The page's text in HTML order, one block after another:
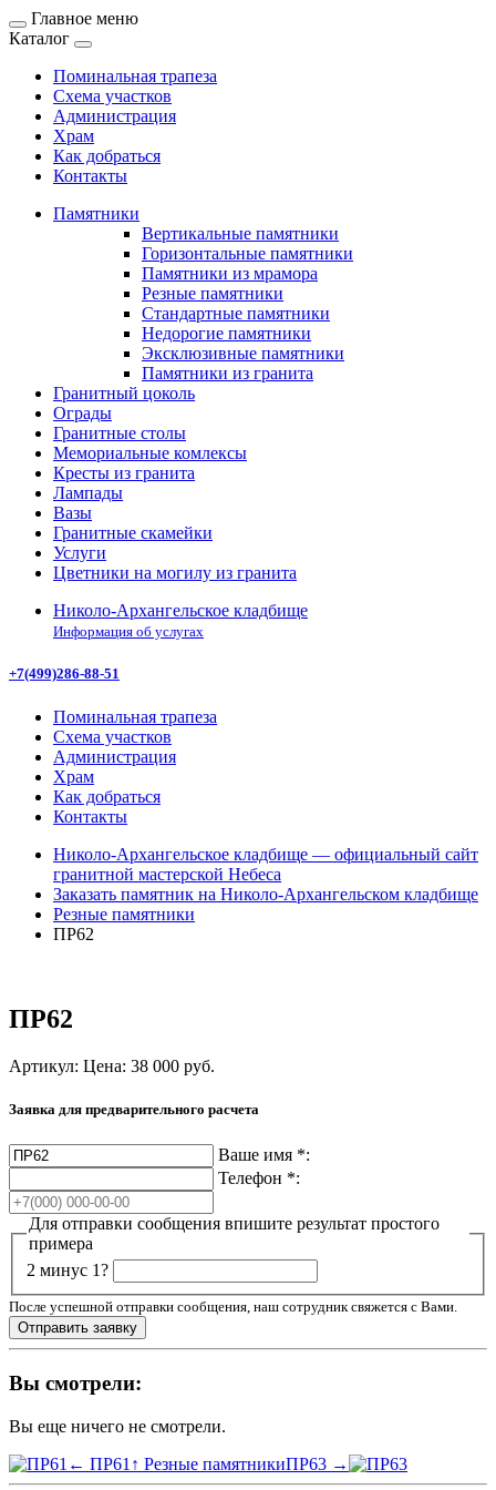
Главное меню
Каталог
Поминальная трапеза
Схема участков
Администрация
Храм
Как добраться
Контакты
Памятники
Вертикальные памятники
Горизонтальные памятники
Памятники из мрамора
Резные памятники
Стандартные памятники
Недорогие памятники
Эксклюзивные памятники
Памятники из гранита
Гранитный цоколь
Ограды
Гранитные столы
Мемориальные комлексы
Кресты из гранита
Лампады
Вазы
Гранитные скамейки
Услуги
Цветники на могилу из гранита
Николо-Архангельское кладбище
Информация об услугах
+7(499)286-88-51
Поминальная трапеза
Схема участков
Администрация
Храм
Как добраться
Контакты
Николо-Архангельское кладбище — официальный сайт
гранитной мастерской Небеса
Заказать памятник на Николо-Архангельском кладбище
Резные памятники
ПР62
ПР62
Артикул: Цена: 38 000 руб.
Заявка для предварительного расчета
Ваше имя *:
Телефон *:
Для отправки сообщения впишите результат простого
примера
2 минус 1?
После успешной отправки сообщения, наш сотрудник свяжется с Вами.
Вы смотрели:
Вы еще ничего не смотрели.
← ПР61 ↑ Резные памятникиПР63 →